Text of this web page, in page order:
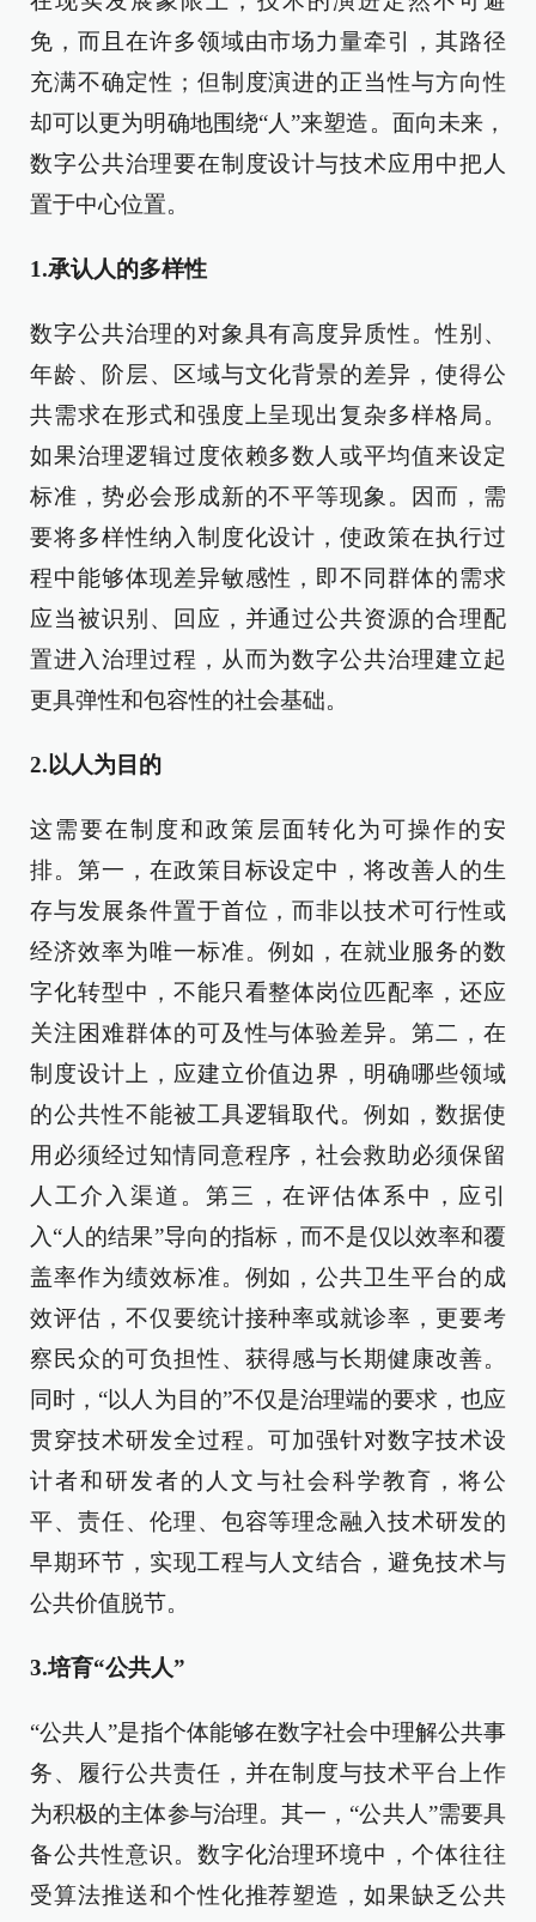
免，而且在许多领域由市场力量牵引，其路径
充满不确定性；但制度演进的正当性与方向性
却可以更为明确地围绕“人”来塑造。面向未来，
数字公共治理要在制度设计与技术应用中把人
置于中心位置。
1.承认人的多样性
数字公共治理的对象具有高度异质性。性别、
年龄、阶层、区域与文化背景的差异，使得公
共需求在形式和强度上呈现出复杂多样格局。
如果治理逻辑过度依赖多数人或平均值来设定
标准，势必会形成新的不平等现象。因而，需
要将多样性纳入制度化设计，使政策在执行过
程中能够体现差异敏感性，即不同群体的需求
应当被识别、回应，并通过公共资源的合理配
置进入治理过程，从而为数字公共治理建立起
更具弹性和包容性的社会基础。
2.以人为目的
这需要在制度和政策层面转化为可操作的安
排。第一，在政策目标设定中，将改善人的生
存与发展条件置于首位，而非以技术可行性或
经济效率为唯一标准。例如，在就业服务的数
字化转型中，不能只看整体岗位匹配率，还应
关注困难群体的可及性与体验差异。第二，在
制度设计上，应建立价值边界，明确哪些领域
的公共性不能被工具逻辑取代。例如，数据使
用必须经过知情同意程序，社会救助必须保留
人工介入渠道。第三，在评估体系中，应引
入“人的结果”导向的指标，而不是仅以效率和覆
盖率作为绩效标准。例如，公共卫生平台的成
效评估，不仅要统计接种率或就诊率，更要考
察民众的可负担性、获得感与长期健康改善。
同时，“以人为目的”不仅是治理端的要求，也应
贯穿技术研发全过程。可加强针对数字技术设
计者和研发者的人文与社会科学教育，将公
平、责任、伦理、包容等理念融入技术研发的
早期环节，实现工程与人文结合，避免技术与
公共价值脱节。
3.培育“公共人”
“公共人”是指个体能够在数字社会中理解公共事
务、履行公共责任，并在制度与技术平台上作
为积极的主体参与治理。其一，“公共人”需要具
备公共性意识。数字化治理环境中，个体往往
受算法推送和个性化推荐塑造，如果缺乏公共